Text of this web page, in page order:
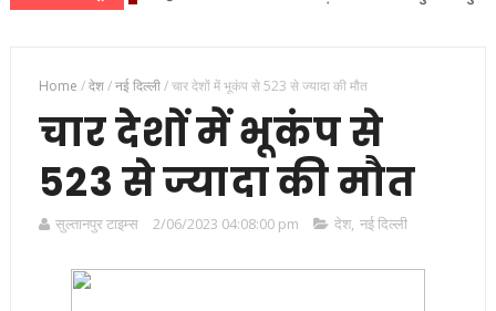
Home /देश/नई दिल्ली/चार देशों में भूकंप से 523 से ज्यादा की मौत
चार देशों में भूकंप से
523 से ज्यादा की मौत
सुल्तानपुर टाइम्स 2/06/2023 04:08:00 pm देश, नई दिल्ली